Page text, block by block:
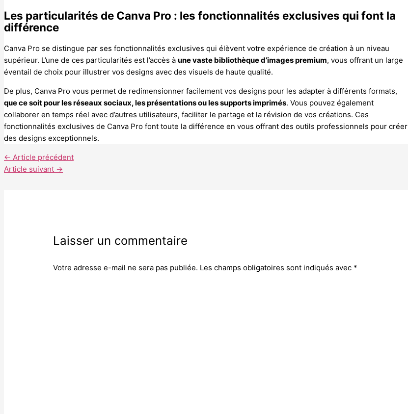
Les particularités de Canva Pro : les fonctionnalités exclusives qui font la
différence
Canva Pro se distingue par ses fonctionnalités exclusives qui élèvent votre expérience de création à un niveau
supérieur. L’une de ces particularités est l’accès à une vaste bibliothèque d’images premium, vous offrant un large
éventail de choix pour illustrer vos designs avec des visuels de haute qualité.
De plus, Canva Pro vous permet de redimensionner facilement vos designs pour les adapter à différents formats,
que ce soit pour les réseaux sociaux, les présentations ou les supports imprimés. Vous pouvez également
collaborer en temps réel avec d’autres utilisateurs, faciliter le partage et la révision de vos créations. Ces
fonctionnalités exclusives de Canva Pro font toute la différence en vous offrant des outils professionnels pour créer
des designs exceptionnels.
← Article précédent
Article suivant →
Laisser un commentaire
Votre adresse e-mail ne sera pas publiée. Les champs obligatoires sont indiqués avec *